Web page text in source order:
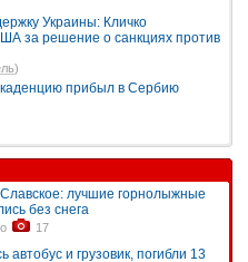
Украины: Кличко
за решение о санкциях против
)
прибыл в Сербию
Славское: лучшие горнолыжные
без снега
17
автобус и грузовик, погибли 13